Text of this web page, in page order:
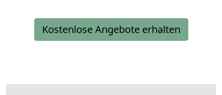
Kostenlose Angebote erhalten